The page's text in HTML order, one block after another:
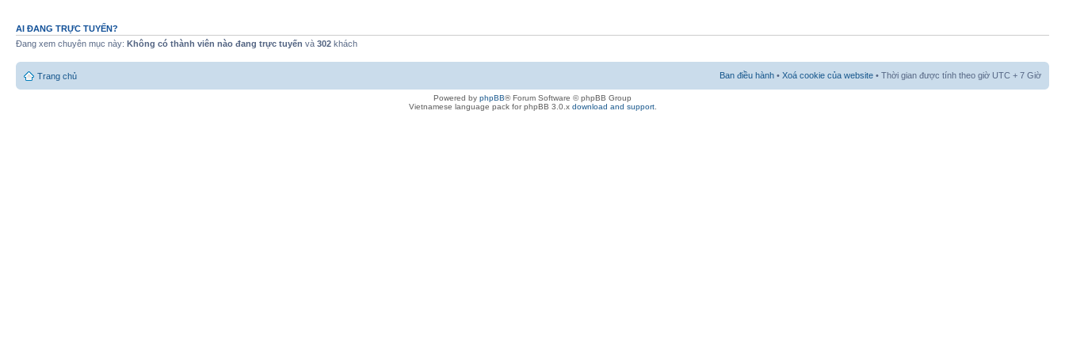
AI ĐANG TRỰC TUYẾN?
Đang xem chuyên mục này: Không có thành viên nào đang trực tuyến và 302 khách
Trang chủ Ban điều hành • Xoá cookie của website • Thời gian được tính theo giờ UTC + 7 Giờ
Powered by phpBB® Forum Software © phpBB Group
Vietnamese language pack for phpBB 3.0.x download and support.